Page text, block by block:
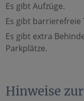
Es gibt Aufzüge.
Es gibt barrierefreie
Es gibt extra
Parkplätze.
Hinweise